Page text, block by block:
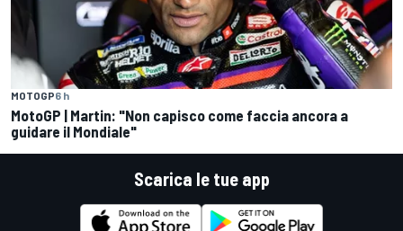
MOTOGP6 h
MotoGP | Martin: "Non capisco come faccia ancora a
guidare il Mondiale"
Scarica le tue app